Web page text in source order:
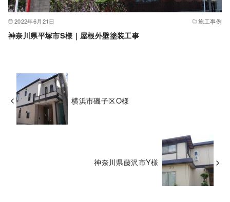
2022年6月21日 施工事例
神奈川県平塚市S様｜屋根外壁塗装工事
横浜市磯子区O様
神奈川県藤沢市Y様